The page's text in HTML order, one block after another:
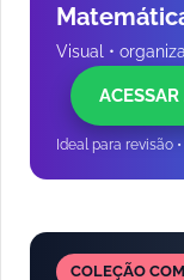
Visual •
Ideal para revisão
COLEÇÃO